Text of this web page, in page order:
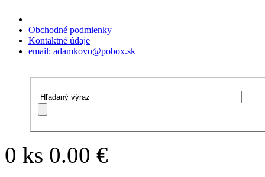
Obchodné podmienky
Kontaktné údaje
email: adamkovo@pobox.sk
0 ks 0.00 €